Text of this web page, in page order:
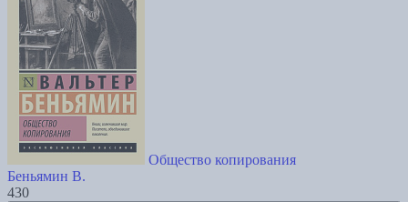
Общество копирования
Беньямин В.
430